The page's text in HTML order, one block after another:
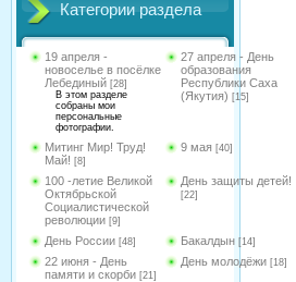
Категории раздела
19 апреля -
новоселье в посёлке
Лебединый [28]
В этом разделе
собраны мои
персональные
фотографии.
27 апреля - День
образования
Республики Саха
(Якутия) [15]
Митинг Мир! Труд!
Май! [8]
9 мая [40]
100 -летие Великой
Октябрьской
Социалистической
революции [9]
День защиты детей!
[22]
День России [48] Бакалдын [14]
22 июня - День
памяти и скорби [21]
День молодёжи [18]